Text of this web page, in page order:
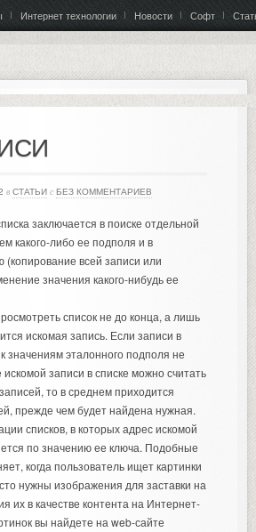
Интернет технологии Новости Софт
в СТАТЬИ с БЕЗ КОММЕНТАРИЕВ
заключается в поиске отдельной
какого-либо ее подполя и в
всей записи или
значения какого-нибудь ее
список не до конца, а лишь
искомая запись. Если записи в
значениям эталонного подполя не
записи в списке можно считать
то в среднем приходится
прежде чем будет найдена нужная.
списков, в которых адрес искомой
по значению ее ключа. Подобные
когда пользователь ищеткартинки
нужны изображения для заставки на
их в качестве контента на Интернет-
вы найдете на web-сайте